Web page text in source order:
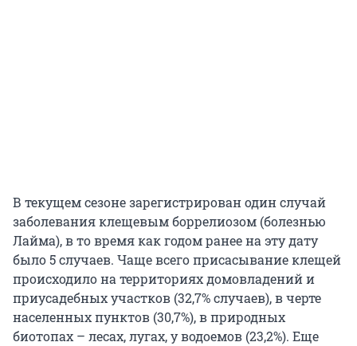
В текущем сезоне зарегистрирован один случай
заболевания клещевым боррелиозом (болезнью
Лайма), в то время как годом ранее на эту дату
было 5 случаев. Чаще всего присасывание клещей
происходило на территориях домовладений и
приусадебных участков (32,7% случаев), в черте
населенных пунктов (30,7%), в природных
биотопах – лесах, лугах, у водоемов (23,2%). Еще